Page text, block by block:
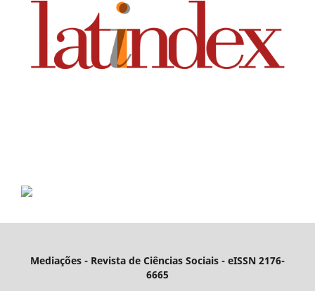
Mediações - Revista de Ciências Sociais - eISSN 2176-
6665